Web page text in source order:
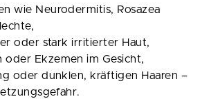
wie Neurodermitis, Rosazea
oder stark irritierter Haut,
Ekzemen im Gesicht,
oder dunklen, kräftigen Haaren –